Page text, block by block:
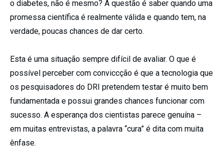
o diabetes, não é mesmo? A questão é saber quando uma
promessa científica é realmente válida e quando tem, na
verdade, poucas chances de dar certo.
Esta é uma situação sempre difícil de avaliar. O que é
possível perceber com conviccção é que a tecnologia que
os pesquisadores do DRI pretendem testar é muito bem
fundamentada e possui grandes chances funcionar com
sucesso. A esperança dos cientistas parece genuína –
em muitas entrevistas, a palavra “cura” é dita com muita
ênfase.